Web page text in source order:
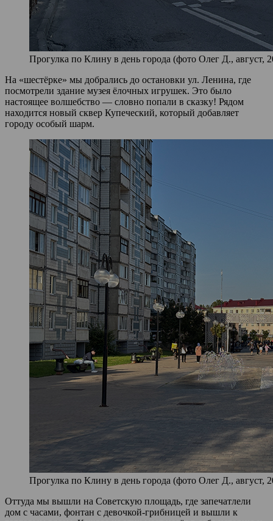
Прогулка по Клину в день города (фото Олег Д., август,
На «шестёрке» мы добрались до остановки ул. Ленина, где
посмотрели здание музея ёлочных игрушек. Это было
настоящее волшебство — словно попали в сказку! Рядом
находится новый сквер Купеческий, который добавляет
городу особый шарм.
Прогулка по Клину в день города (фото Олег Д., август,
Оттуда мы вышли на Советскую площадь, где запечатлели
дом с часами, фонтан с девочкой-грибницей и вышли к